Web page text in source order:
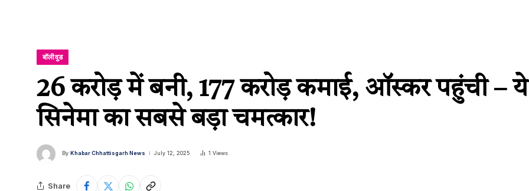
बॉलीवुड
26 करोड़ में बनी, 177 करोड़ कमाई, ऑस्कर पहुंची –
सिनेमा का सबसे बड़ा चमत्कार!
By Khabar Chhattisgarh News July 12, 2025 1 Views
Share